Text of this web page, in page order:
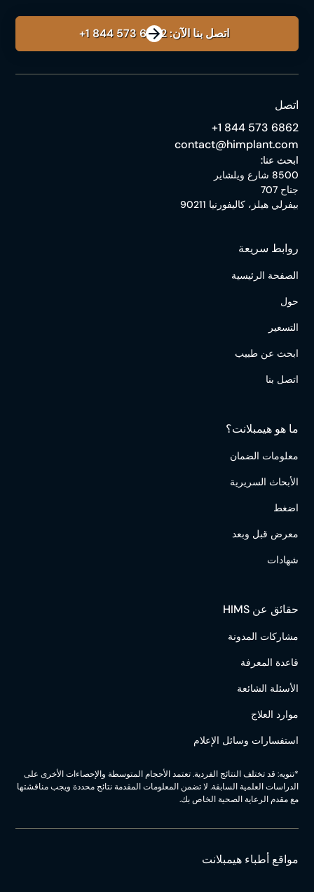
اتصل بنا الآن: ‎+1 844 573 6862
اتصل
‎+1 844 573 6862
contact@himplant.com
ابحث عنا:
8500 شارع ويلشاير
جناح 707
بيفرلي هيلز، كاليفورنيا 90211
روابط سريعة
الصفحة الرئيسية
حول
التسعير
ابحث عن طبيب
اتصل بنا
ما هو هيمبلانت؟
معلومات الضمان
الأبحاث السريرية
اضغط
معرض قبل وبعد
شهادات
حقائق عن HIMS
مشاركات المدونة
قاعدة المعرفة
الأسئلة الشائعة
موارد العلاج
استفسارات وسائل الإعلام
*تنويه: قد تختلف النتائج الفردية. تعتمد الأحجام المتوسطة والإحصاءات الأخرى على
الدراسات العلمية السابقة. لا تضمن المعلومات المقدمة نتائج محددة ويجب مناقشتها
مع مقدم الرعاية الصحية الخاص بك.
مواقع أطباء هيمبلانت